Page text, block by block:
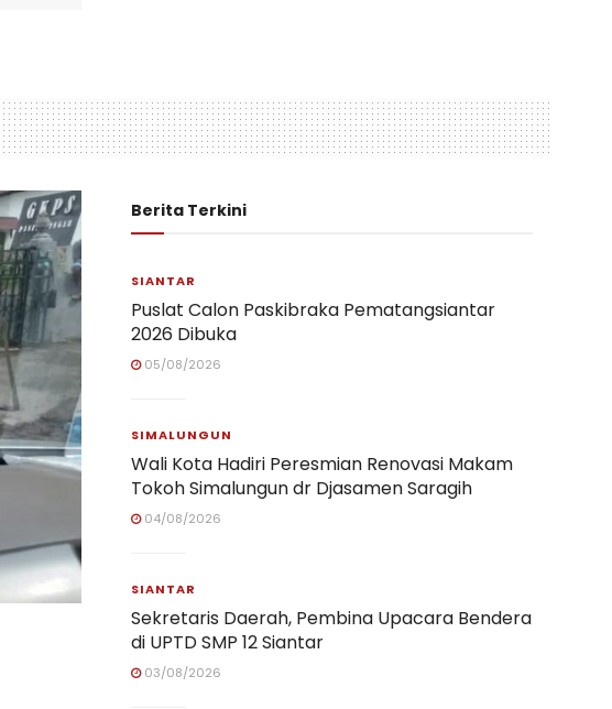
Berita Terkini
SIANTAR
Puslat Calon Paskibraka Pematangsiantar
2026 Dibuka
05/08/2026
SIMALUNGUN
Wali Kota Hadiri Peresmian Renovasi Makam
Tokoh Simalungun dr Djasamen Saragih
04/08/2026
SIANTAR
Sekretaris Daerah, Pembina Upacara Bendera
di UPTD SMP 12 Siantar
03/08/2026